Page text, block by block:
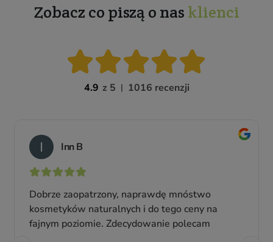
Zobacz co piszą o nas klienci